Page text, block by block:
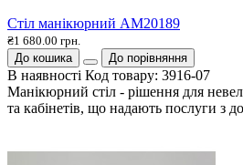
Стіл манікюрний AM20189
₴1 680.00 грн.
До кошика
До порівняння
В наявності Код товару: 3916-07
Манікюрний стіл - рішення для
та кабінетів, що надають послуги з